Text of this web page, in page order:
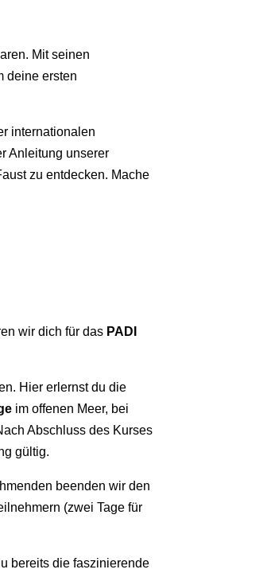
Mit seinen
deine ersten
internationalen
Anleitung unserer
zu entdecken. Mache
wir dich für das PADI
Hier erlernst du die
im offenen Meer, bei
Abschluss des Kurses
gültig.
beenden wir den
(zwei Tage für
bereits die faszinierende